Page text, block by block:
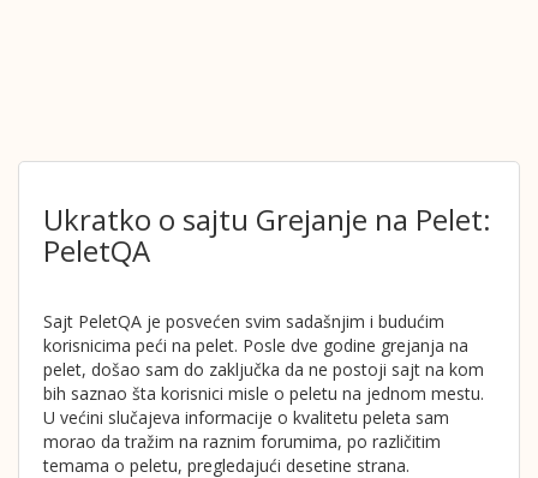
Ukratko o sajtu Grejanje na Pelet:
PeletQA
Sajt PeletQA je posvećen svim sadašnjim i budućim
korisnicima peći na pelet. Posle dve godine grejanja na
pelet, došao sam do zaključka da ne postoji sajt na kom
bih saznao šta korisnici misle o peletu na jednom mestu.
U većini slučajeva informacije o kvalitetu peleta sam
morao da tražim na raznim forumima, po različitim
temama o peletu, pregledajući desetine strana.